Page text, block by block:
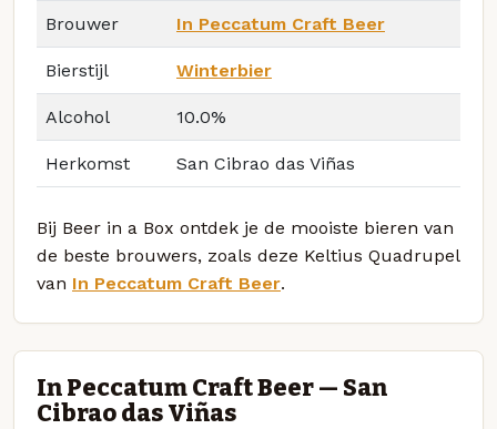
Brouwer In Peccatum Craft Beer
Bierstijl Winterbier
Alcohol 10.0%
Herkomst San Cibrao das Viñas
Bij Beer in a Box ontdek je de mooiste bieren van
de beste brouwers, zoals deze Keltius Quadrupel
van In Peccatum Craft Beer.
In Peccatum Craft Beer — San
Cibrao das Viñas